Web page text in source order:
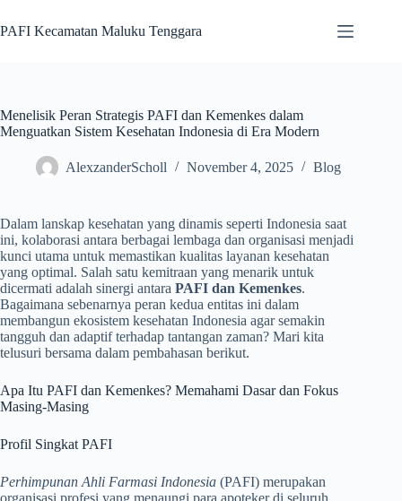
to
content
PAFI Kecamatan Maluku Tenggara
Menelisik Peran Strategis PAFI dan Kemenkes dalam
Menguatkan Sistem Kesehatan Indonesia di Era Modern
AlexzanderScholl November 4, 2025 Blog
Dalam lanskap kesehatan yang dinamis seperti Indonesia saat
ini, kolaborasi antara berbagai lembaga dan organisasi menjadi
kunci utama untuk memastikan kualitas layanan kesehatan
yang optimal. Salah satu kemitraan yang menarik untuk
dicermati adalah sinergi antara PAFI dan Kemenkes.
Bagaimana sebenarnya peran kedua entitas ini dalam
membangun ekosistem kesehatan Indonesia agar semakin
tangguh dan adaptif terhadap tantangan zaman? Mari kita
telusuri bersama dalam pembahasan berikut.
Apa Itu PAFI dan Kemenkes? Memahami Dasar dan Fokus
Masing-Masing
Profil Singkat PAFI
Perhimpunan Ahli Farmasi Indonesia (PAFI) merupakan
organisasi profesi yang menaungi para apoteker di seluruh